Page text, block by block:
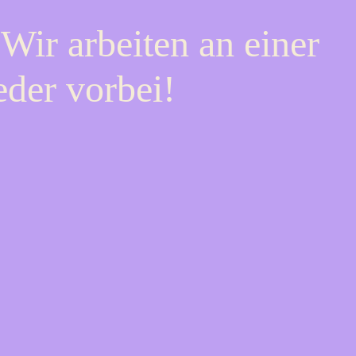
arbeiten an einer
vorbei!